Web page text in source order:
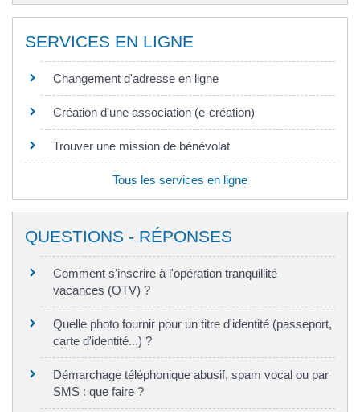
SERVICES EN LIGNE
Changement d'adresse en ligne
Création d'une association (e-création)
Trouver une mission de bénévolat
Tous les services en ligne
QUESTIONS - RÉPONSES
Comment s'inscrire à l'opération tranquillité
vacances (OTV) ?
Quelle photo fournir pour un titre d'identité (passeport,
carte d'identité...) ?
Démarchage téléphonique abusif, spam vocal ou par
SMS : que faire ?